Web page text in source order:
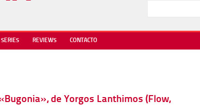
SERIES REVIEWS CONTACTO
de Yorgos Lanthimos (Flow,